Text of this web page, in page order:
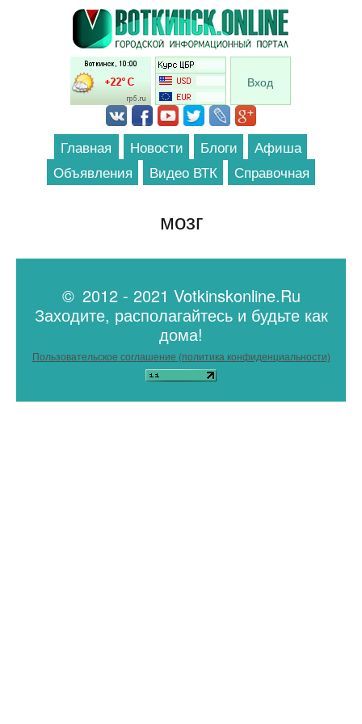
Перейти к основному содержанию
Вход
Главная Новости Блоги
Афиша
Объявления
Видео ВТК Справочная
мозг
© 2012 - 2021 Votkinskonline.Ru
Заходите, располагайтесь и будьте как
дома!
Пользовательское соглашение (политика конфиденциальности)